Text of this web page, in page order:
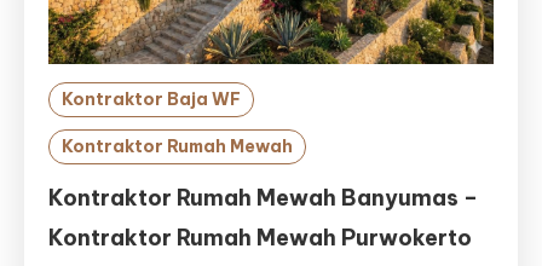
Kontraktor Baja WF
Kontraktor Rumah Mewah
Kontraktor Rumah Mewah Banyumas –
Kontraktor Rumah Mewah Purwokerto